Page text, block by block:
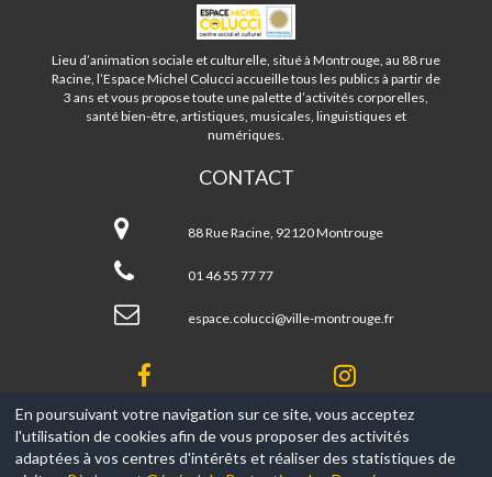
ESPACE
MICHEL
COLUCCI
-
MONTROUGE
Lieu d’animation sociale et culturelle, situé à Montrouge, au 88 rue
Racine, l’Espace Michel Colucci accueille tous les publics à partir de
3 ans et vous propose toute une palette d’activités corporelles,
santé bien-être, artistiques, musicales, linguistiques et
numériques.
CONTACT
Michel
Colucci
Montrouge
88 Rue Racine, 92120 Montrouge
01 46 55 77 77
espace.colucci@ville-montrouge.fr
© 2017-2026, Ce site est propulsé par Aniapps.fr
En poursuivant votre navigation sur ce site, vous acceptez
l'utilisation de cookies afin de vous proposer des activités
adaptées à vos centres d'intérêts et réaliser des statistiques de